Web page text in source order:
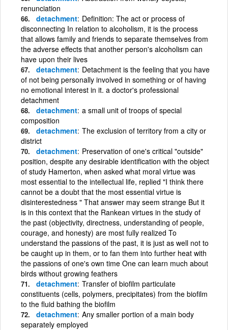
renunciation
detachment Definition: The act or process of
disconnecting In relation to alcoholism, it is the process
that allows family and friends to separate themselves from
the adverse effects that another person's alcoholism can
have upon their lives
detachment Detachment is the feeling that you have
of not being personally involved in something or of having
no emotional interest in it. a doctor's professional
detachment
detachment a small unit of troops of special
composition
detachment The exclusion of territory from a city or
district
detachment Preservation of one's critical "outside"
position, despite any desirable identification with the object
of study Hamerton, when asked what moral virtue was
most essential to the intellectual life, replied "I think there
cannot be a doubt that the most essential virtue is
disinterestedness " That answer may seem strange But it
is in this context that the Rankean virtues in the study of
the past (objectivity, directness, understanding of people,
courage, and honesty) are most fully realized To
understand the passions of the past, it is just as well not to
be caught up in them, or to fan them into further heat with
the passions of one's own time One can learn much about
birds without growing feathers
detachment Transfer of biofilm particulate
constituents (cells, polymers, precipitates) from the biofilm
to the fluid bathing the biofilm
detachment Any smaller portion of a main body
separately employed